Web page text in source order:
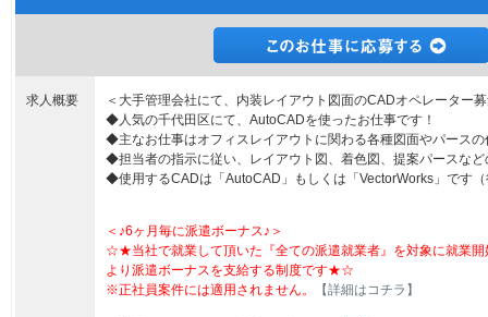
求人概要
＜大手管理会社にて、内装レイアウト図面のCADオペレーター
◆人気の千代田区にて、AutoCADを使ったお仕事です！
◆主なお仕事はオフィスレイアウトに関わる各種図面やパースの
◆担当者の指示に従い、レイアウト図、着色図、提案パースな
◆使用するCADは「AutoCAD」もしくは「VectorWorks」です
＜♪6ヶ月毎に派遣ボーナス♪＞
☆★当社で就業して頂いた『全ての派遣就業者』を対象に就業開
より派遣ボーナスを支給する制度です★☆
※正社員案件には適用されません。
【詳細はコチラ】